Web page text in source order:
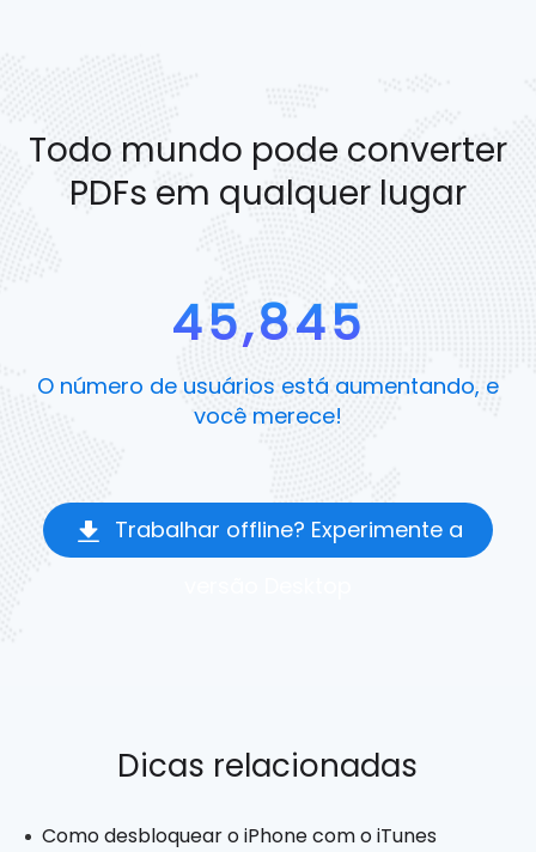
Todo mundo pode converter
PDFs em qualquer lugar
45,845
O número de usuários está aumentando, e
você merece!
Trabalhar offline? Experimente a
Dicas relacionadas
Como desbloquear o iPhone com o iTunes